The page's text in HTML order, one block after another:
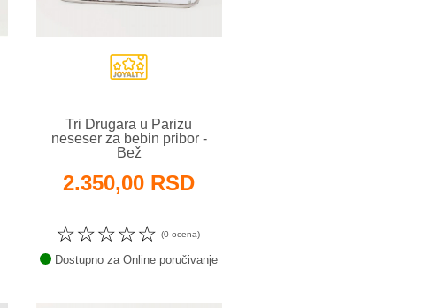
Tri Drugara u Parizu
neseser za bebin pribor -
Bež
2.350,00 RSD
☆
☆
☆
☆
☆ (0 ocena)
Dostupno za Online poručivanje